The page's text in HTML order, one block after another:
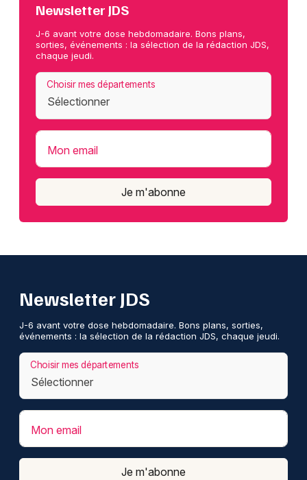
Newsletter JDS
J-6 avant votre dose hebdomadaire. Bons plans,
sorties, événements : la sélection de la rédaction JDS,
chaque jeudi.
Choisir mes départements
Mon email
Je m'abonne
Newsletter JDS
J-6 avant votre dose hebdomadaire. Bons plans, sorties,
événements : la sélection de la rédaction JDS, chaque jeudi.
Choisir mes départements
Mon email
Je m'abonne